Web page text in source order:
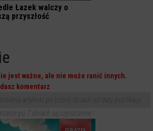
Łazek walczy o
przyszłość
jest ważne, ale nie może ranić innych.
komentarz
po 7 dniach są czyszczone.